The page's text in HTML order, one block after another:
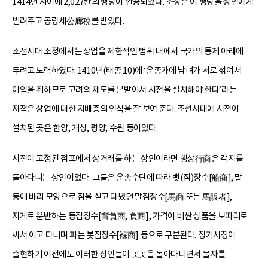
빌려주고 공랑세公廊稅를 받았다.
조선시대 조정에서는 상업을 제한적인 범위 내에서 국가의 통제 아래에
두려고 노력하였다. 1410년(태종 10)에 ‘운종가에 남녀가 서로 섞여서
이익을 취하므로 고려의 제도를 본받아서 시전을 설치해야 한다’라는
지적은 상업에 대한 지배층의 인식을 잘 보여 준다. 조선시대에 시전이
설치된 곳은 한양, 개성, 평양, 수원 등이었다.
시전이 고정된 점포에서 상거래를 하는 상인이라면 행상行商은 각지를
돌아다니는 상인이었다. 그들은 운송수단에 따라 뱃(짐)장수[船商], 말
등에 바리 모양으로 짐을 싣고 다녔던 말짐장수[馬商 또는 馬販者],
지게로 운반하는 등짐장수[背負商, 負商], 가격이 비싼 상품을 보따리로
싸서 이고 다니며 파는 봇짐장수[褓商] 등으로 구분된다. 정기시장이
출현하기 이전에도 이러한 상인들이 곳곳을 돌아다니면서 물자를